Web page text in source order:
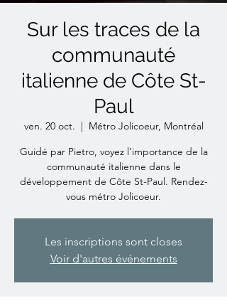
Sur les traces de la
communauté
italienne de Côte St-
Paul
ven. 20 oct.
  |
Métro Jolicoeur, Montréal
Guidé par Pietro, voyez l'importance de la
communauté italienne dans le
développement de Côte St-Paul. Rendez-
vous métro Jolicoeur.
Les inscriptions sont closes
Voir d'autres événements